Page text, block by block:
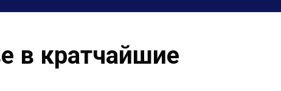
в кратчайшие